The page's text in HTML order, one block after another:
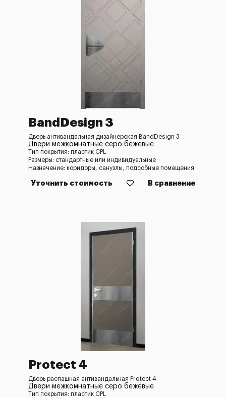
BandDesign 3
Дверь антивандальная дизайнерская BandDesign 3
Двери межкомнатные серо бежевые
Тип покрытия: пластик CPL
Размеры: стандартные или индивидуальные
Назначение: коридоры, санузлы, подсобные помещения
Уточнить стоимость В сравнение
Protect 4
Дверь распашная антивандальная Protect 4
Двери межкомнатные серо бежевые
Тип покрытия: пластик CPL